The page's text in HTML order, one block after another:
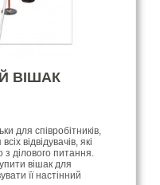
ВІШАК
для співробітників,
відвідувачів, які
ділового питання.
вішак для
її настінний